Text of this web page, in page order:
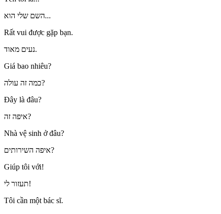
השם שלי הוא...
Rất vui được gặp bạn.
נעים מאוד.
Giá bao nhiêu?
כמה זה עולה?
Đây là đâu?
איפה זה?
Nhà vệ sinh ở đâu?
איפה השירותים?
Giúp tôi với!
תעזור לי!
Tôi cần một bác sĩ.